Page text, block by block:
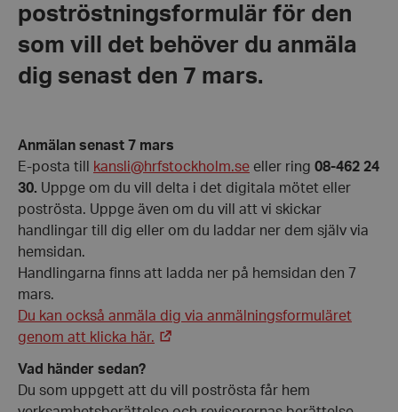
poströstningsformulär för den
som vill det behöver du anmäla
dig senast den 7 mars.
Anmälan senast 7 mars
E-posta till
kansli@hrfstockholm.se eller ring 08-462 24
30. Uppge om du vill delta i det digitala mötet eller
poströsta. Uppge även om du vill att vi skickar
handlingar till dig eller om du laddar ner dem själv via
hemsidan.
Handlingarna finns att ladda ner på hemsidan den 7
mars.
Du kan också anmäla dig via anmälningsformuläret
genom att klicka här.
Vad händer sedan?
Du som uppgett att du vill poströsta får hem